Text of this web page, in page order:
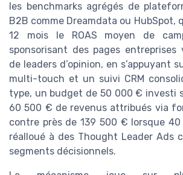
les benchmarks agrégés de
B2B comme Dreamdata ou HubSpot,
12 mois le ROAS moyen de
sponsorisant des pages entreprises
de leaders d’opinion, en s’appuyant
multi-touch et un suivi CRM
type, un budget de 50 000 € investi
60 500 € de revenus attribués via
contre près de 139 500 € lorsque
réalloué à des Thought Leader Ads
segments décisionnels.